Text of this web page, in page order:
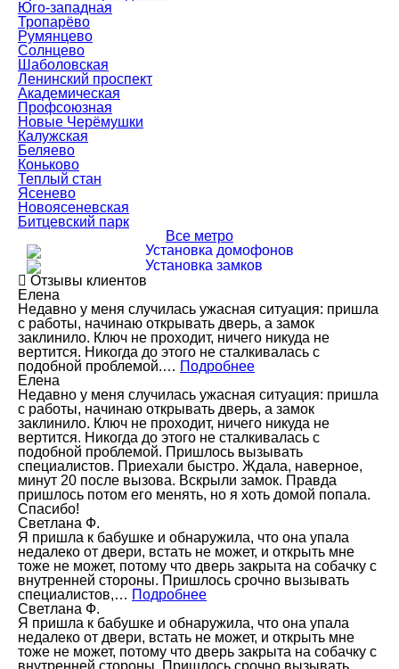
Юго-западная
Тропарёво
Румянцево
Солнцево
Шаболовская
Ленинский проспект
Академическая
Профсоюзная
Новые Черёмушки
Калужская
Беляево
Коньково
Теплый стан
Ясенево
Новоясеневская
Битцевский парк
Все метро
Установка домофонов
Установка замков
Отзывы клиентов
Елена
Недавно у меня случилась ужасная ситуация: пришла
с работы, начинаю открывать дверь, а замок
заклинило. Ключ не проходит, ничего никуда не
вертится. Никогда до этого не сталкивалась с
подобной проблемой.… Подробнее
Елена
Недавно у меня случилась ужасная ситуация: пришла
с работы, начинаю открывать дверь, а замок
заклинило. Ключ не проходит, ничего никуда не
вертится. Никогда до этого не сталкивалась с
подобной проблемой. Пришлось вызывать
специалистов. Приехали быстро. Ждала, наверное,
минут 20 после вызова. Вскрыли замок. Правда
пришлось потом его менять, но я хоть домой попала.
Спасибо!
Светлана Ф.
Я пришла к бабушке и обнаружила, что она упала
недалеко от двери, встать не может, и открыть мне
тоже не может, потому что дверь закрыта на собачку с
внутренней стороны. Пришлось срочно вызывать
специалистов,… Подробнее
Светлана Ф.
Я пришла к бабушке и обнаружила, что она упала
недалеко от двери, встать не может, и открыть мне
тоже не может, потому что дверь закрыта на собачку с
внутренней стороны. Пришлось срочно вызывать